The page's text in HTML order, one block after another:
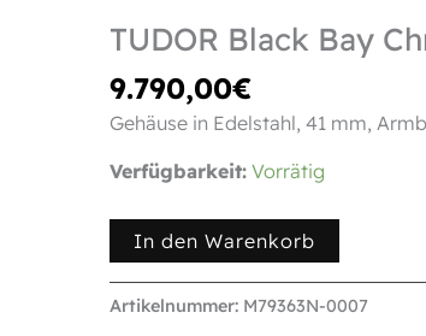
TUDOR Black Bay
9.790,00€
Gehäuse in Edelstahl, 41 mm,
Verfügbarkeit: Vorrätig
In den Warenkorb
Artikelnummer: M79363N-0007